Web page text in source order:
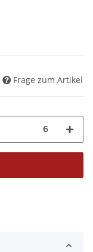
Frage zum Artikel
6